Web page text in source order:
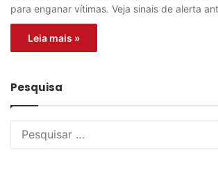
para enganar vítimas. Veja sinais de alerta
Leia mais »
Pesquisa